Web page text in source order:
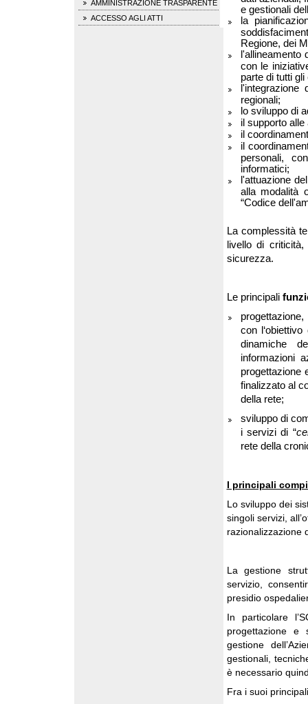
AMMINISTRAZIONE TRASPARENTE
ACCESSO AGLI ATTI
e gestionali
la
Regione, dei
l'allineamento
con le
parte di tutti
regionali;
lo sviluppo di
il supporto
il
il
personali,
informatici;
l'attuazione
alla modalità
“Codice
La complessità
livello di
sicurezza.
Le principali
con
dinamiche
informazioni
progettazione
finalizzato al
della rete;
sviluppo di
i servizi di “
rete della
I principali
Lo sviluppo dei
singoli servizi,
razionalizzazione
La gestione
servizio,
presidio
In particolare
progettazione e
gestione
gestionali,
è necessario
Fra i suoi